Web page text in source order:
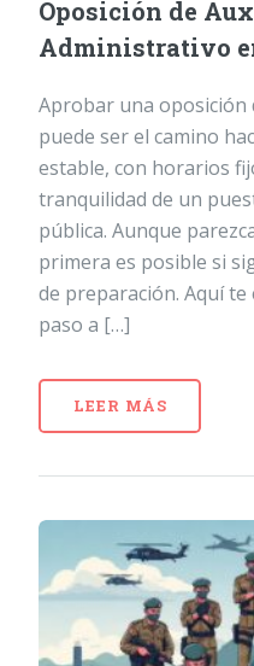
Oposición de
Administrativo
Aprobar una oposición
puede ser el camino
estable, con horarios
tranquilidad de un
pública. Aunque
primera es posible si
de preparación. Aquí
paso a […]
LEER MÁS